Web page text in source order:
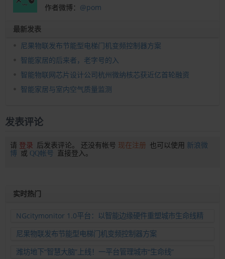
作者微博： @pom
最新发表
尼果物联发布节能型电梯门机变频控制器方案
智能家居的后来者，老字号的入
智能物联网芯片设计公司杭州微纳核芯获近亿首轮融资
智能家居与室内空气质量监测
发表评论
请 登录 后发表评论。 还没有帐号 现在注册 也可以使用 新浪微
博 或 QQ帐号 直接登入。
实时热门
NGcitymonitor 1.0平台：以智能边缘硬件重塑城市生命线精
尼果物联发布节能型电梯门机变频控制器方案
潍坊地下“智慧大脑”上线！一平台管理城市“生命线”